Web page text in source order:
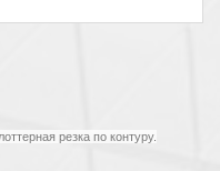
резка по контуру.